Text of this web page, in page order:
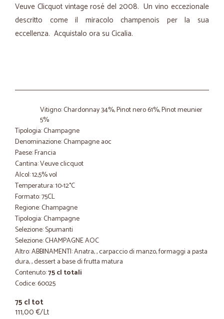
Veuve Clicquot vintage rosé del 2008. Un vino eccezionale
descritto come il miracolo champenois per la sua
eccellenza. Acquistalo ora su Cicalia.
Vitigno: Chardonnay 34%, Pinot nero 61%, Pinot meunier
5%
Tipologia: Champagne
Denominazione: Champagne aoc
Paese: Francia
Cantina: Veuve clicquot
Alcol: 12,5% vol
Temperatura: 10-12°C
Formato: 75CL
Regione: Champagne
Tipologia: Champagne
Selezione: Spumanti
Selezione: CHAMPAGNE AOC
Altro: ABBINAMENTI: Anatra, , carpaccio di manzo, formaggi a pasta
dura, , dessert a base di frutta matura
Contenuto:75 cl totali
Codice: 60025
75 cl tot
111,00 €/Lt